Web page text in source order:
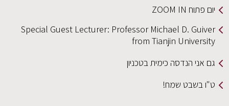
יום פתוח ZOOM IN
Special Guest Lecturer: Professor Michael D. Guiver
from Tianjin University
גם אני הנדסה כימית בטכניון
ט"ו בשבט שמח!